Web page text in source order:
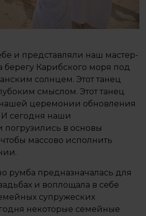
и представляли наш мастер-
берегу Карибского моря под
солнцем. Этот танец
смыслом. Этот танец
церемонии обновления
И сегодня наши
погрузились в основы
массово исполнить
румба предназначалась для
и воплощала в себе
супружеских
некоторые семейные